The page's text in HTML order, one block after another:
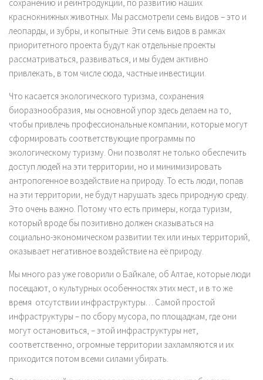
сохранению и реинтродукции, по развитию наших
краснокнижных животных. Мы рассмотрели семь видов – это и
леопарды, и зубры, и копытные. Эти семь видов в рамках
приоритетного проекта будут как отдельные проекты
рассматриваться, развиваться, и мы будем активно
привлекать, в том числе сюда, частные инвестиции.
Что касается экологического туризма, сохранения
биоразнообразия, мы основной упор здесь делаем на то,
чтобы привлечь профессиональные компании, которые могут
сформировать соответствующие программы по
экологическому туризму. Они позволят не только обеспечить
доступ людей на эти территории, но и минимизировать
антропогенное воздействие на природу. То есть люди, попав
на эти территории, не будут нарушать здесь природную среду.
Это очень важно. Потому что есть примеры, когда туризм,
который вроде бы позитивно должен сказываться на
социально-экономическом развитии тех или иных территорий,
оказывает негативное воздействие на её природу.
Мы много раз уже говорили о Байкале, об Алтае, которые люди
посещают, о культурных особенностях этих мест, и в то же
время отсутствии инфраструктуры… Самой простой
инфраструктуры – по сбору мусора, по площадкам, где они
могут остановиться, – этой инфраструктуры нет,
соответственно, огромные территории захламляются и их
приходится потом всеми силами убирать.